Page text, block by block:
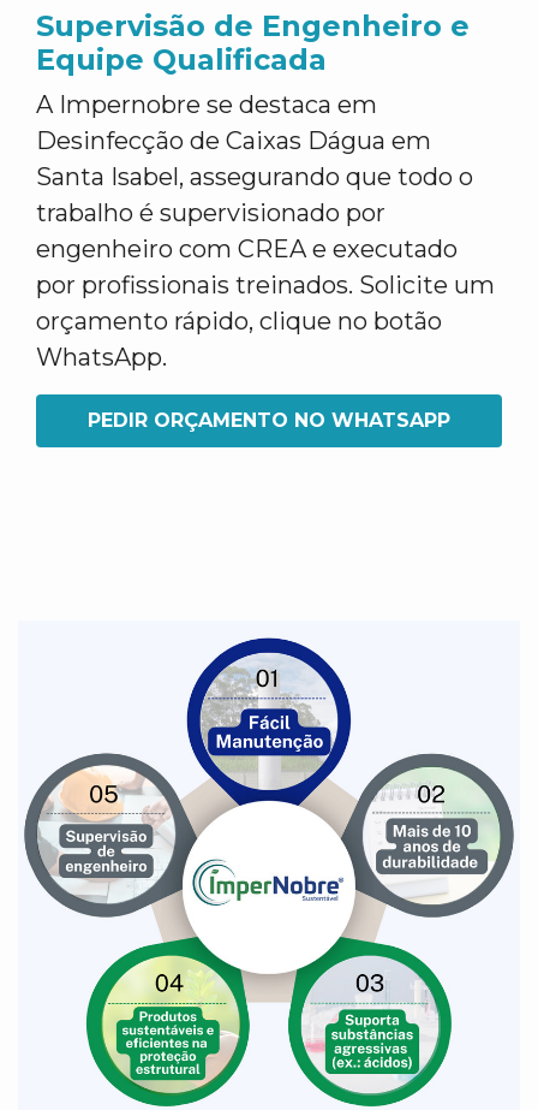
Supervisão de Engenheiro e
Equipe Qualificada
A Impernobre se destaca em
Desinfecção de Caixas Dágua em
Santa Isabel, assegurando que todo o
trabalho é supervisionado por
engenheiro com CREA e executado
por profissionais treinados. Solicite um
orçamento rápido, clique no botão
WhatsApp.
PEDIR ORÇAMENTO NO WHATSAPP